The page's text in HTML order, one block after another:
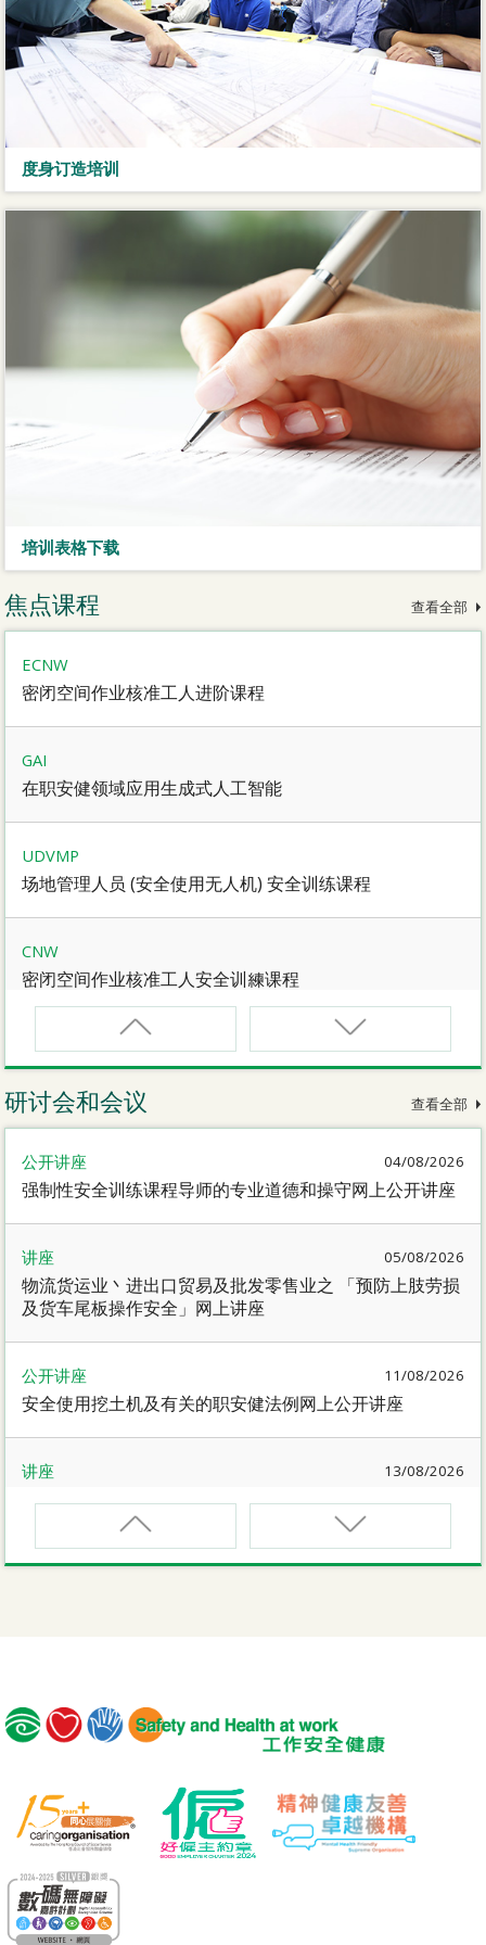
度身订造培训
培训表格下载
焦点课程 查看全部
ECNW
密闭空间作业核准工人进阶课程
GAI
在职安健领域应用生成式人工智能
UDVMP
场地管理人员 (安全使用无人机) 安全训练课程
CNW
密闭空间作业核准工人安全训練课程
CNW(R)
密闭空间作业核准工人安全训練重新甄审资格课程
动力操作升降工作台督导员课程
密闭空间作业合资格人士安全训練课程
电动车维修安全课程
MICM
组装合成建筑工程管理人员训练课程
MICW
组装合成建筑工程工作安全训练课程
TST
安全使用可伸缩工作台
研讨会和会议 查看全部
公开讲座 04/08/2026
强制性安全训练课程导师的专业道德和操守网上公开讲座
讲座 05/08/2026
物流货运业丶进出口贸易及批发零售业之 「预防上肢劳损
及货车尾板操作安全」网上讲座
公开讲座 11/08/2026
安全使用挖土机及有关的职安健法例网上公开讲座
讲座 13/08/2026
职业健康大奬2026-27网上简介会暨讲座
讲座 17/08/2026
危险品的安全规管与危险物质相关规例网上公开讲座
【好心情@健康工作间】医护服务业之「拒绝压力爆煲：
『七好』减压法的科学减压之道」网上讲座
讲座
【护心计划/好心情@健康工作间】重拾健康由「戒烟」做